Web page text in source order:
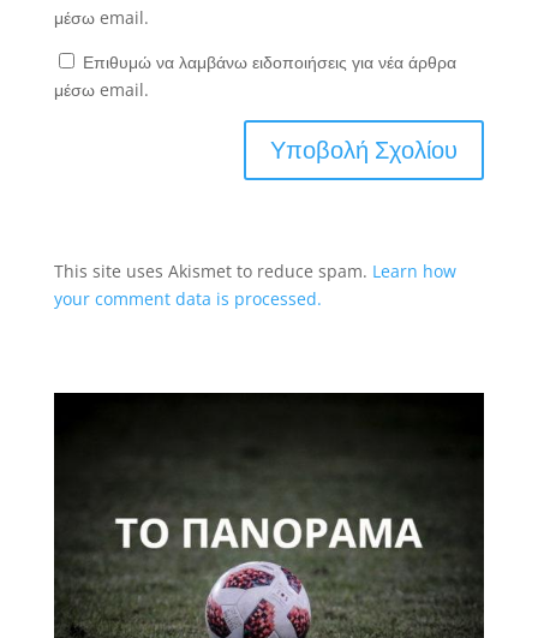
μέσω email.
Επιθυμώ να λαμβάνω ειδοποιήσεις για νέα άρθρα
μέσω email.
This site uses Akismet to reduce spam. Learn how
your comment data is processed.